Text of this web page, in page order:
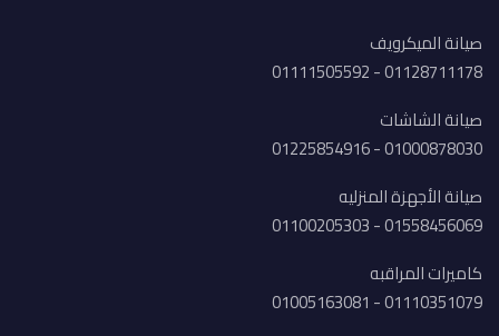
صيانة الميكرويف
01128711178 - 01111505592
صيانة الشاشات
01000878030 - 01225854916
صيانة الأجهزة المنزليه
01558456069 - 01100205303
كاميرات المراقبه
01110351079 - 01005163081